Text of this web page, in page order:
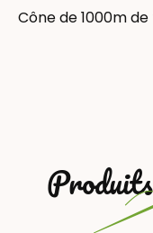
Cône de 1000m